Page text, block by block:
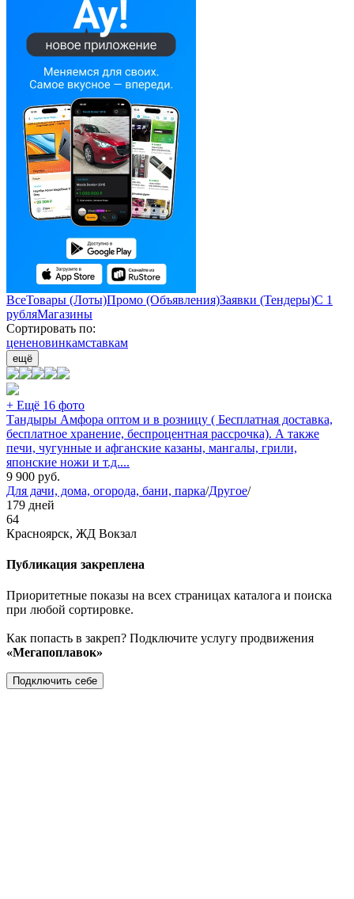
ВсеТовары (Лоты)Промо (Объявления)Заявки (Тендеры)С 1
рубляМагазины
Сортировать по:
цененовинкамставкам
ещё
+ Ещё 16 фото
Тандыры Амфора оптом и в розницу ( Бесплатная доставка,
бесплатное хранение, беспроцентная рассрочка). А также
печи, чугунные и афганские казаны, мангалы, грили,
японские ножи и т.д....
9 900 руб.
Для дачи, дома, огорода, бани, парка/Другое/
179 дней
64
Красноярск, ЖД Вокзал
Публикация закреплена
Приоритетные показы на всех страницах каталога и поиска
при любой сортировке.
Как попасть в закреп? Подключите услугу продвижения
«Мегапоплавок»
Подключить себе